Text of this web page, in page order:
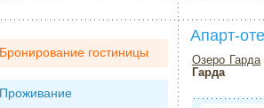
Апарт-
Озеро Гарда
Гарда
Бронирование гостиницы
Проживание